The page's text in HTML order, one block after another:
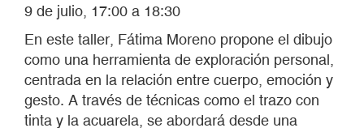
9 de julio, 17:00 a 18:30
En este taller, Fátima Moreno propone el dibujo
como una herramienta de exploración personal,
centrada en la relación entre cuerpo, emoción y
gesto. A través de técnicas como el trazo con
tinta y la acuarela, se abordará desde una